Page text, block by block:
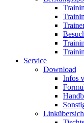
Service
Download
Infos